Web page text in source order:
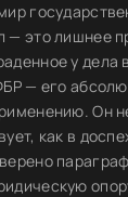
— это лишнее
у дела
— его
Он
как в